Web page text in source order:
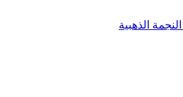
الذهبية